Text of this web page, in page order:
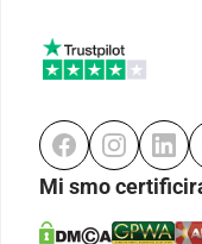
Mi smo